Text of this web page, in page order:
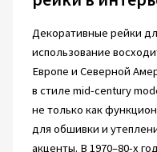
Декоративные рейки
использование
Европе и Северной
в стиле mid-century
не только как
для обшивки и
акценты. В 1970–80-х